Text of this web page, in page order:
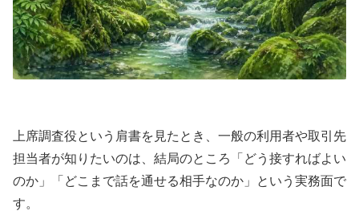
上席調査役という肩書を見たとき、一般の利用者や取引先
担当者が知りたいのは、結局のところ「どう接すればよい
のか」「どこまで話を通せる相手なのか」という実務面で
す。